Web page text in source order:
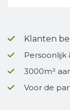
Klanten
Persoonlijk
3000m²
Voor de